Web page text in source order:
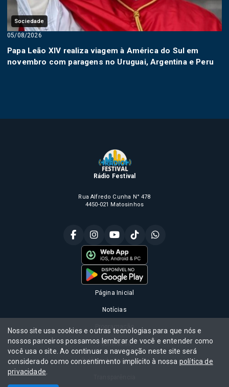
Sociedade
05/08/2026
Papa Leão XIV realiza viagem à América do Sul em
novembro com paragens no Uruguai, Argentina e Peru
Rádio Festival
Rua Alfredo Cunha N° 478
4450-021 Matosinhos
Página Inicial
Notícias
Programação
Publicidade
Política de privacidade
Nosso site usa cookies e outras tecnologias para que nós e
nossos parceiros possamos lembrar de você e entender como
você usa o site. Ao continuar a navegação neste site será
considerado como consentimento implícito à nossa política de
privacidade